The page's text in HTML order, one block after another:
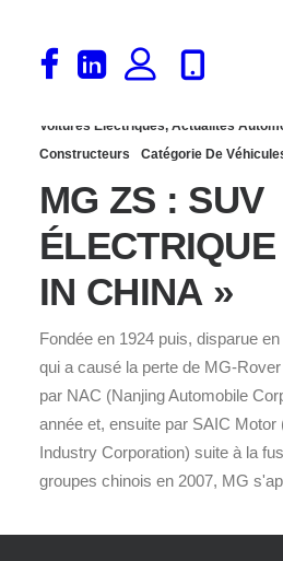
Voitures Électriques, Actualités
Constructeurs
Catégorie De
MG ZS : SUV
IN CHINA »
Fondée en 1924 puis, disparue
qui a causé la perte de MG-
par NAC (Nanjing Automobile
année et, ensuite par SAIC Motor
Industry Corporation) suite à la
groupes chinois en 2007, MG